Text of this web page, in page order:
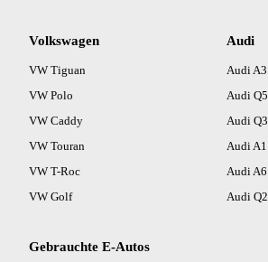
Elektronische Parkbremse (4)
ESP (5)
Fahrerairbag (5)
Fernlichtassistent (2)
Heckklappe (1)
Höhenverstellbarer Fahrersitz (5)
Innenspiegel automatisch abblendend (5)
Volkswagen
VW Tiguan
VW Polo
VW Caddy
VW Touran
VW T-Roc
VW Golf
Audi
Audi A3
Audi Q5
Audi Q3
Audi A1
Audi A6
Audi Q2
Gebrauchte E-Autos